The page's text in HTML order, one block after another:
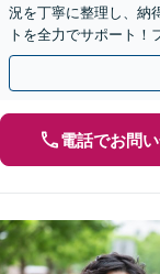
況を丁寧に整理し、納
トを全力でサポート！
します！【立川駅7分
電話でお問